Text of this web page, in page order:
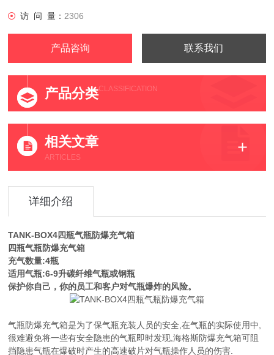
访 问 量： 2306
产品咨询 联系我们
产品分类CLASSIFICATION
相关文章
ARTICLES
详细介绍
TANK-BOX4四瓶气瓶防爆充气箱
四瓶气瓶防爆充气箱
充气数量:4瓶
适用气瓶:6-9升碳纤维气瓶或钢瓶
保护你自己，你的员工和客户对气瓶爆炸的风险。
气瓶防爆充气箱是为了保气瓶充装人员的安全,在气瓶的实际使用中,
很难避免将一些有安全隐患的气瓶即时发现,海格斯防爆充气箱可阻
挡隐患气瓶在爆破时产生的高速破片对气瓶操作人员的伤害.